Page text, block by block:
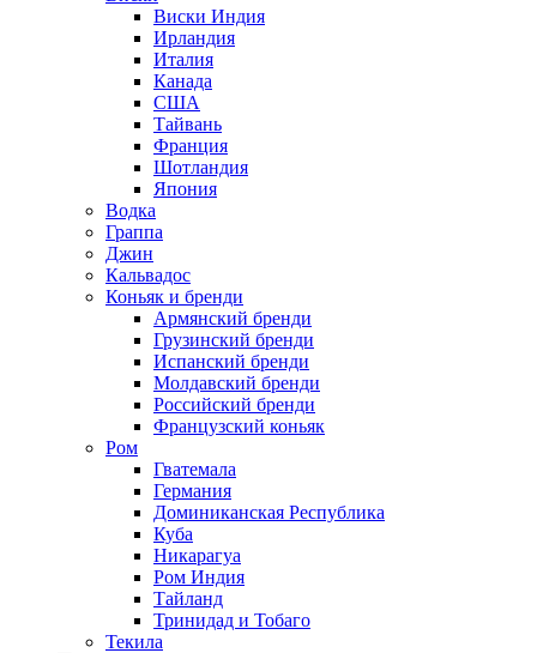
Виски Индия
Ирландия
Италия
Канада
США
Тайвань
Франция
Шотландия
Япония
Водка
Граппа
Джин
Кальвадос
Коньяк и бренди
Армянский бренди
Грузинский бренди
Испанский бренди
Молдавский бренди
Российский бренди
Французский коньяк
Ром
Гватемала
Германия
Доминиканская Республика
Куба
Никарагуа
Ром Индия
Тайланд
Тринидад и Тобаго
Текила